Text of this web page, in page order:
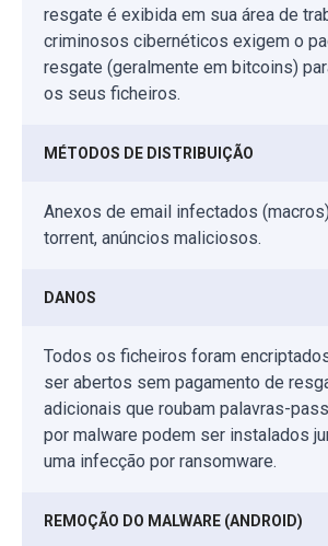
resgate é exibida em sua área de
criminosos cibernéticos exigem o
resgate (geralmente em bitcoins)
os seus ficheiros.
MÉTODOS DE DISTRIBUIÇÃO
Anexos de email infectados
torrent, anúncios maliciosos.
DANOS
Todos os ficheiros foram
ser abertos sem pagamento de
adicionais que roubam palavras-
por malware podem ser instalados
uma infecção por ransomware.
REMOÇÃO DO MALWARE (ANDROID)